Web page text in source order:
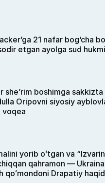
21 nafar bog‘cha
etgan ayolga sud hukmi
she’rim boshimga
Oripovni siyosiy
voqea
yorib oʻtgan va
qahramon — Ukraina
qoʻmondoni Drapatiy